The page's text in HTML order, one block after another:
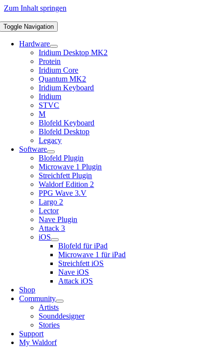
Zum Inhalt springen
Toggle Navigation
Hardware
Iridium Desktop MK2
Protein
Iridium Core
Quantum MK2
Iridium Keyboard
Iridium
STVC
M
Blofeld Keyboard
Blofeld Desktop
Legacy
Software
Blofeld Plugin
Microwave 1 Plugin
Streichfett Plugin
Waldorf Edition 2
PPG Wave 3.V
Largo 2
Lector
Nave Plugin
Attack 3
iOS
Blofeld für iPad
Microwave 1 für iPad
Streichfett iOS
Nave iOS
Attack iOS
Shop
Community
Artists
Sounddesigner
Stories
Support
My Waldorf